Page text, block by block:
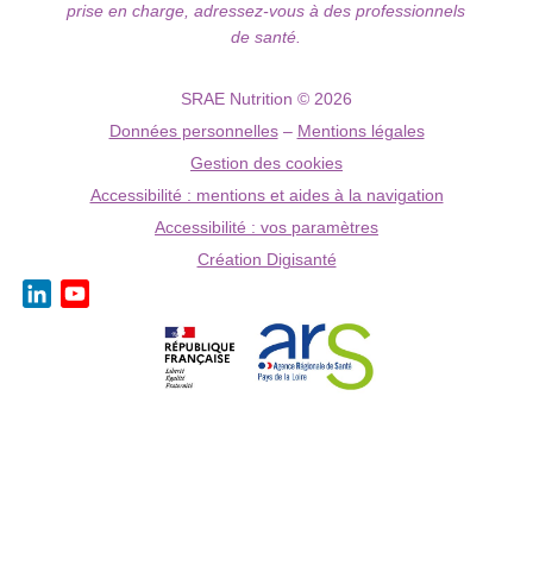
prise en charge, adressez-vous à des professionnels
de santé.
SRAE Nutrition © 2026
Données personnelles– Mentions légales
Gestion des cookies
Accessibilité : mentions et aides à la navigation
Accessibilité : vos paramètres
Création Digisanté
LinkedIn